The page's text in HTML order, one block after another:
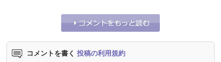
コメントを書く 投稿の利用規約